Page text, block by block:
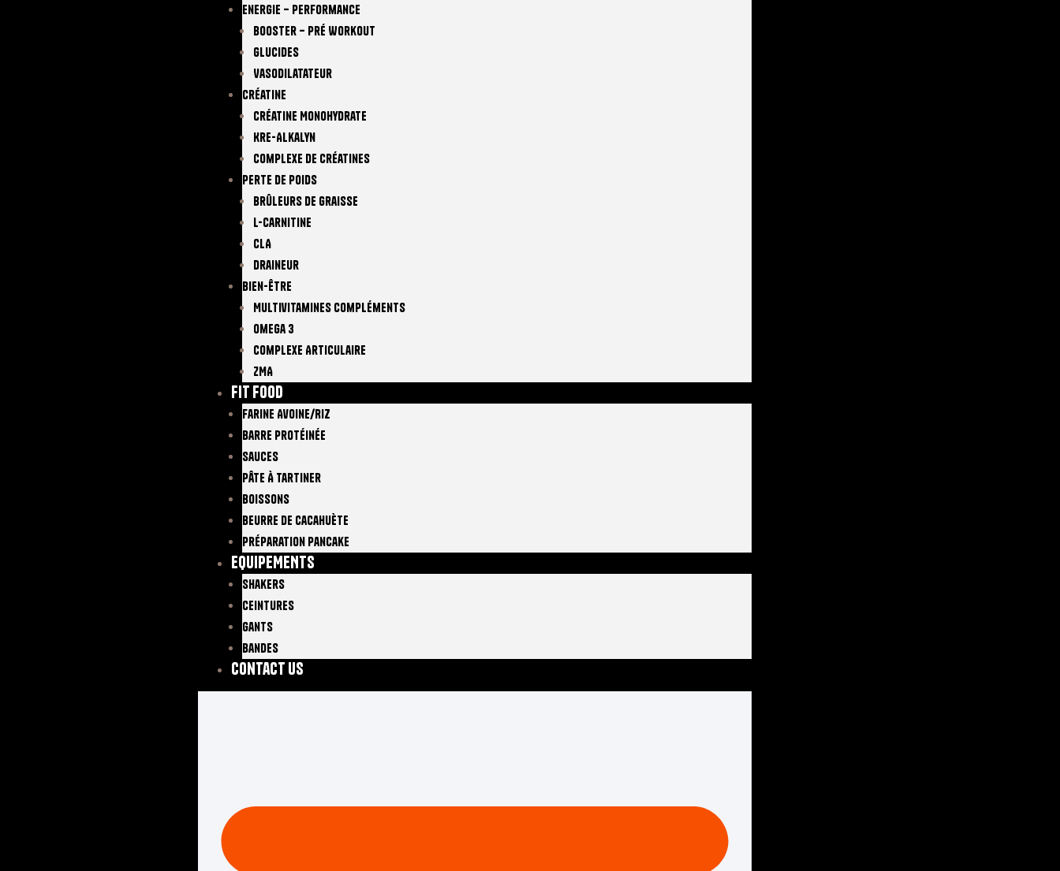
Energie – Performance
Booster – Pré Workout
Glucides
Vasodilatateur
Créatine
Créatine Monohydrate
Kre-Alkalyn
Complexe De Créatines
Perte De Poids
Brûleurs De Graisse
L-Carnitine
CLA
Draineur
Bien-Être
Multivitamines Compléments
Omega 3
Complexe Articulaire
ZMA
FIT FOOD
Farine Avoine/Riz
Barre Protéinée
Sauces
Pâte À Tartiner
Boissons
Beurre De Cacahuète
Préparation Pancake
EQUIPEMENTS
Shakers
Ceintures
Gants
Bandes
Contact Us